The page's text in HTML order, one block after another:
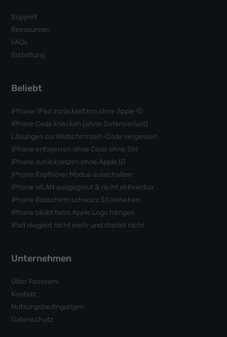
Support
Ressourcen
FAQs
Erstattung
Beliebt
iPhone/iPad zurücksetzen ohne Apple ID
iPhone Code knacken [ohne Datenverlust]
Lösungen zur Bildschirmzeit-Code vergessen
iPhone entsperren ohne Code ohne Siri
iPhone zurücksetzen ohne Apple ID
iPhone Kopfhörer Modus ausschalten
iPhone WLAN ausgegraut & nicht aktivierbar
iPhone Bildschirm schwarz SO beheben
iPhone bleibt beim Apple Logo hängen
iPad reagiert nicht mehr und startet nicht
Unternehmen
Über Passvers
Kontakt
Nutzungsbedingungen
Datenschutz